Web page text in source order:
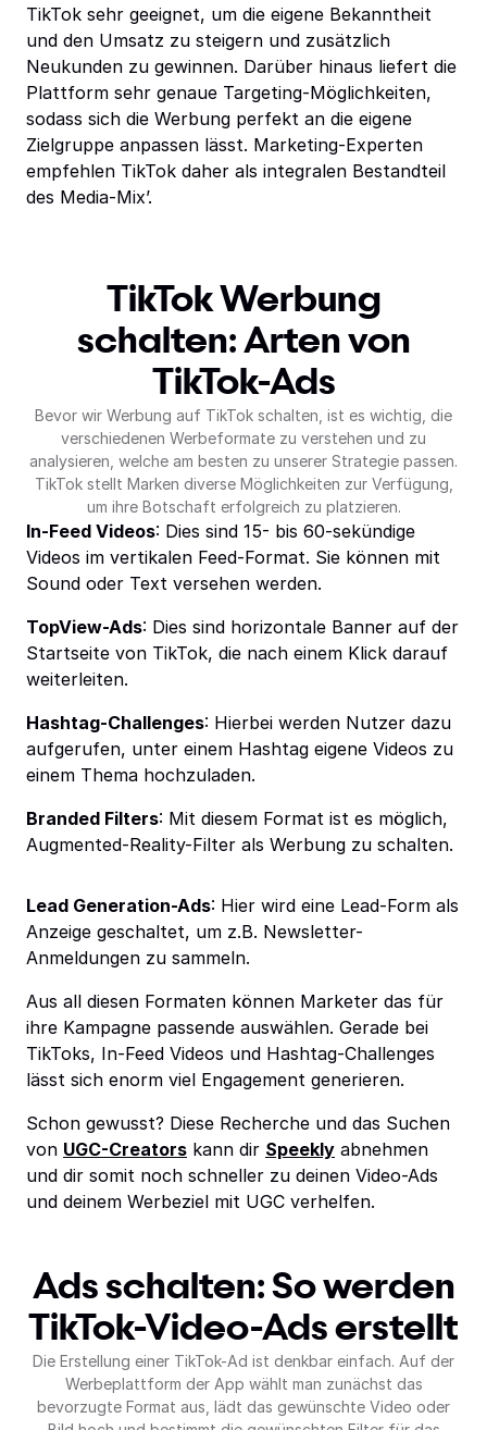
TikTok sehr geeignet, um die eigene Bekanntheit
und den Umsatz zu steigern und zusätzlich
Neukunden zu gewinnen. Darüber hinaus liefert die
Plattform sehr genaue Targeting-Möglichkeiten,
sodass sich die Werbung perfekt an die eigene
Zielgruppe anpassen lässt. Marketing-Experten
empfehlen TikTok daher als integralen Bestandteil
des Media-Mix’.
TikTok Werbung
schalten: Arten von
TikTok-Ads
Bevor wir Werbung auf TikTok schalten, ist es wichtig, die
verschiedenen Werbeformate zu verstehen und zu
analysieren, welche am besten zu unserer Strategie passen.
TikTok stellt Marken diverse Möglichkeiten zur Verfügung,
um ihre Botschaft erfolgreich zu platzieren.
In-Feed Videos: Dies sind 15- bis 60-sekündige
Videos im vertikalen Feed-Format. Sie können mit
Sound oder Text versehen werden.
TopView-Ads: Dies sind horizontale Banner auf der
Startseite von TikTok, die nach einem Klick darauf
weiterleiten.
Hashtag-Challenges: Hierbei werden Nutzer dazu
aufgerufen, unter einem Hashtag eigene Videos zu
einem Thema hochzuladen.
Branded Filters: Mit diesem Format ist es möglich,
Augmented-Reality-Filter als Werbung zu schalten.
Lead Generation-Ads: Hier wird eine Lead-Form als
Anzeige geschaltet, um z.B. Newsletter-
Anmeldungen zu sammeln.
Aus all diesen Formaten können Marketer das für
ihre Kampagne passende auswählen. Gerade bei
TikToks, In-Feed Videos und Hashtag-Challenges
lässt sich enorm viel Engagement generieren.
Schon gewusst? Diese Recherche und das Suchen
von UGC-Creators kann dir Speekly abnehmen
und dir somit noch schneller zu deinen Video-Ads
und deinem Werbeziel mit UGC verhelfen.
Ads schalten: So werden
TikTok-Video-Ads erstellt
Die Erstellung einer TikTok-Ad ist denkbar einfach. Auf der
Werbeplattform der App wählt man zunächst das
bevorzugte Format aus, lädt das gewünschte Video oder